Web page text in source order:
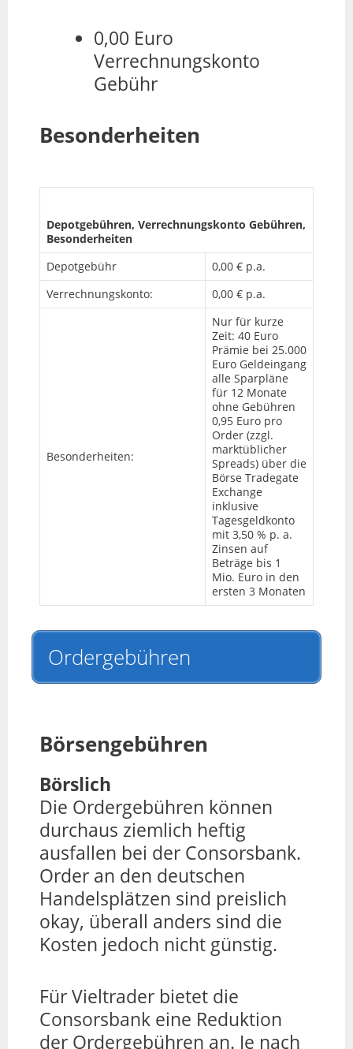
0,00 Euro
Verrechnungskonto
Gebühr
Besonderheiten
Depotgebühren, Verrechnungskonto Gebühren,
Besonderheiten
Depotgebühr
0,00 € p.a.
Verrechnungskonto:
0,00 € p.a.
Besonderheiten:
Nur für kurze
Zeit: 40 Euro
Prämie bei 25.000
Euro Geldeingang
alle Sparpläne
für 12 Monate
ohne Gebühren
0,95 Euro pro
Order (zzgl.
marktüblicher
Spreads) über die
Börse Tradegate
Exchange
inklusive
Tagesgeldkonto
mit 3,50 % p. a.
Zinsen auf
Beträge bis 1
Mio. Euro in den
ersten 3 Monaten
Ordergebühren
Börsengebühren
Börslich
Die Ordergebühren können
durchaus ziemlich heftig
ausfallen bei der Consorsbank.
Order an den deutschen
Handelsplätzen sind preislich
okay, überall anders sind die
Kosten jedoch nicht günstig.
Für Vieltrader bietet die
Consorsbank eine Reduktion
der Ordergebühren an. Je nach